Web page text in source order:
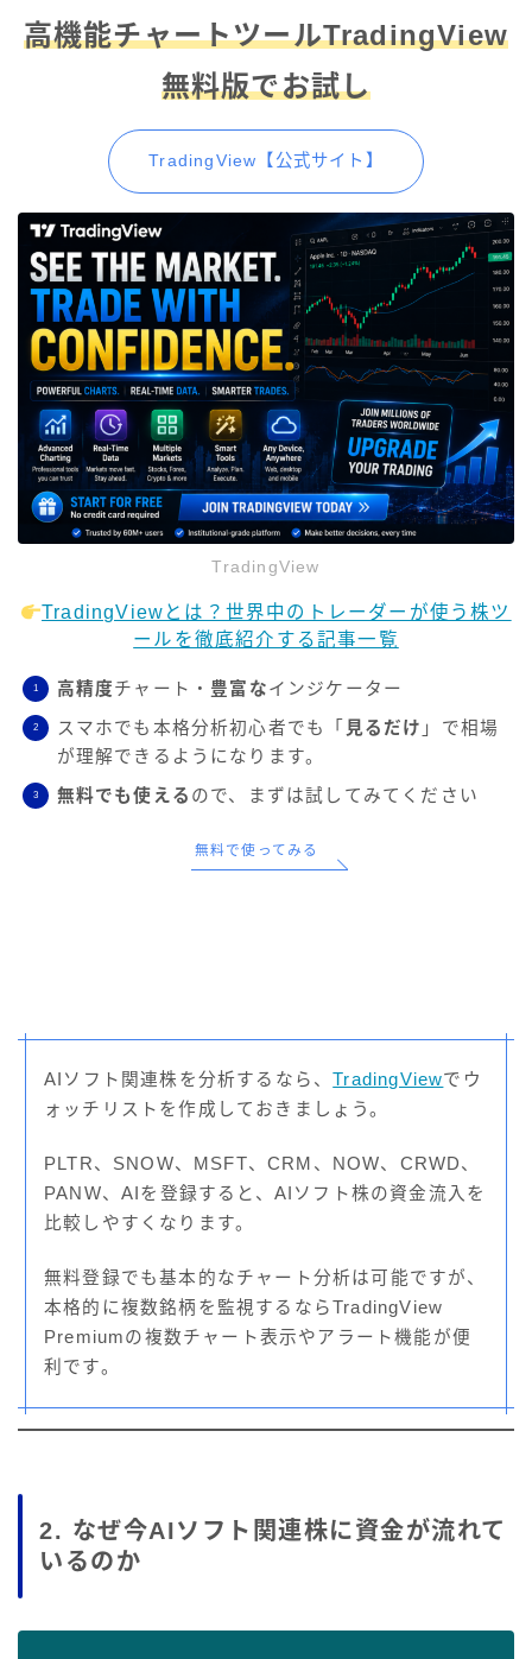
高機能チャートツールTradingView
無料版でお試し
TradingView【公式サイト】
TradingView
TradingViewとは？世界中のトレーダーが使う株ツ
ールを徹底紹介する記事一覧
高精度チャート・ 豊富なインジケーター
スマホでも本格分析初心者でも「 見るだけ 」で相場
が理解できるようになります。
無料でも使える ので、まずは試してみてください
無料で使ってみる
AIソフト関連株を分析するなら、TradingViewでウ
ォッチリストを作成しておきましょう。
PLTR、SNOW、MSFT、CRM、NOW、CRWD、
PANW、AIを登録すると、AIソフト株の資金流入を
比較しやすくなります。
無料登録でも基本的なチャート分析は可能ですが、
本格的に複数銘柄を監視するならTradingView
Premiumの複数チャート表示やアラート機能が便
利です。
2. なぜ今AIソフト関連株に資金が流れて
いるのか